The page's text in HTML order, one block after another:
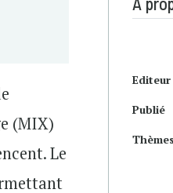
(MIX)
Le
Editeur
Publié
Thèmes